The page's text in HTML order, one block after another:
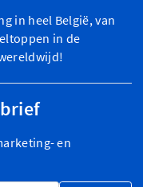
in heel België, van
in de
en